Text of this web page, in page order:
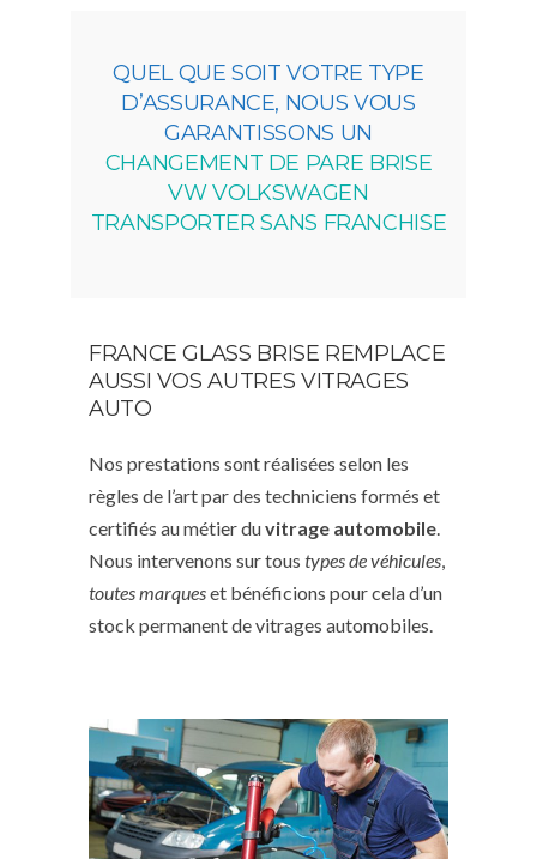
QUEL QUE SOIT VOTRE TYPE
D’ASSURANCE, NOUS VOUS
GARANTISSONS UN
CHANGEMENT DE PARE BRISE
VW VOLKSWAGEN
TRANSPORTER SANS FRANCHISE
FRANCE GLASS BRISE REMPLACE
AUSSI VOS AUTRES VITRAGES
AUTO
Nos prestations sont réalisées selon les
règles de l’art par des techniciens formés et
certifiés au métier duvitrage automobile
Nous intervenons sur tous types de véhicules
toutes marqueset bénéficions pour cela d’un
stock permanent de vitrages automobiles.